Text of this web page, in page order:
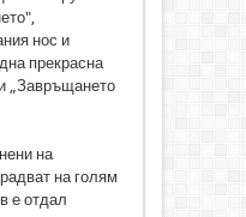
нос и
прекрасна
„Завръщането
на
на голям
е отдал